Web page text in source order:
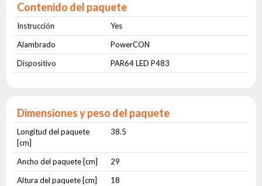
Contenido del paquete
Instrucción
Yes
Alambrado
PowerCON
Dispositivo
PAR64 LED P483
Dimensiones y peso del paquete
Longitud del paquete
[cm]
38.5
Ancho del paquete [cm]
29
Altura del paquete [cm]
18